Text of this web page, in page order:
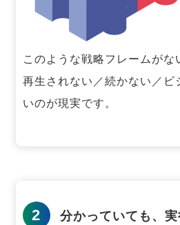
このような戦略フレームがな
再生されない／続かない／ビ
いのが現実です。
2 分かっていても、